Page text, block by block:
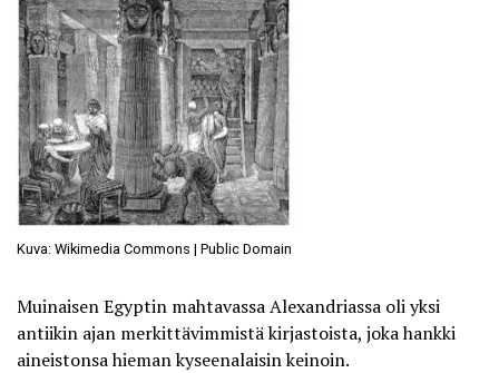
Kuva: Wikimedia Commons | Public Domain
Muinaisen Egyptin mahtavassa Alexandriassa oli yksi
antiikin ajan merkittävimmistä kirjastoista, jokahankki
aineistonsa hieman kyseenalaisin keinoin.